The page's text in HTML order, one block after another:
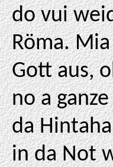
do vui
Röma.
Gott aus,
no a
da
in da Not